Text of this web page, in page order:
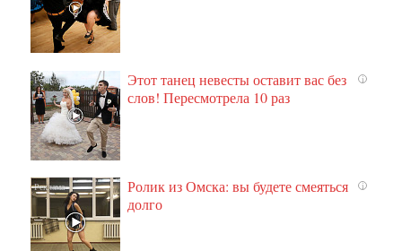
i
Этот танец невесты оставит вас без
слов! Пересмотрела 10 раз
i
Ролик из Омска: вы будете смеяться
долго